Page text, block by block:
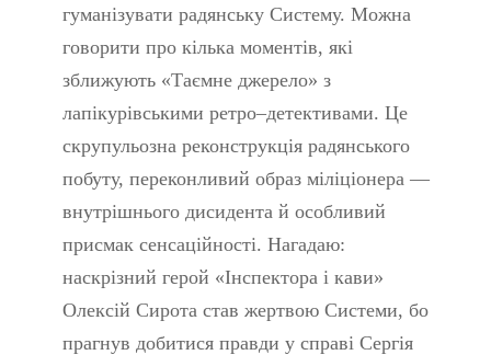
гуманізувати радянську Систему. Можна
говорити про кілька моментів, які
зближують «Таємне джерело» з
лапікурівськими ретро–детективами. Це
скрупульозна реконструкція радянського
побуту, переконливий образ міліціонера —
внутрішнього дисидента й особливий
присмак сенсаційності. Нагадаю:
наскрізний герой «Інспектора і кави»
Олексій Сирота став жертвою Системи, бо
прагнув добитися правди у справі Сергія